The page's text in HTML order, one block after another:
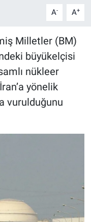
A- A+
Milletler (BM)
büyükelçisi
nükleer
yönelik
vurulduğunu